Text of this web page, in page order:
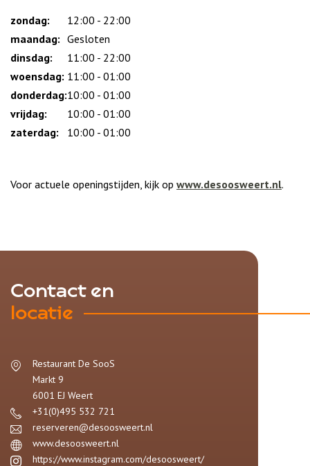
Dag
Time
slot
Reactie
zondag:
12:00 - 22:00
maandag: Gesloten
dinsdag:
11:00 - 22:00
woensdag: 11:00 - 01:00
donderdag:10:00 - 01:00
vrijdag:
10:00 - 01:00
zaterdag:
10:00 - 01:00
Voor actuele openingstijden, kijk op www.desoosweert.nl.
Contact en
locatie
Restaurant De SooS
Markt 9
6001 EJ Weert
+31(0)495 532 721
reserveren@desoosweert.nl
www.desoosweert.nl
https://www.instagram.com/desoosweert/